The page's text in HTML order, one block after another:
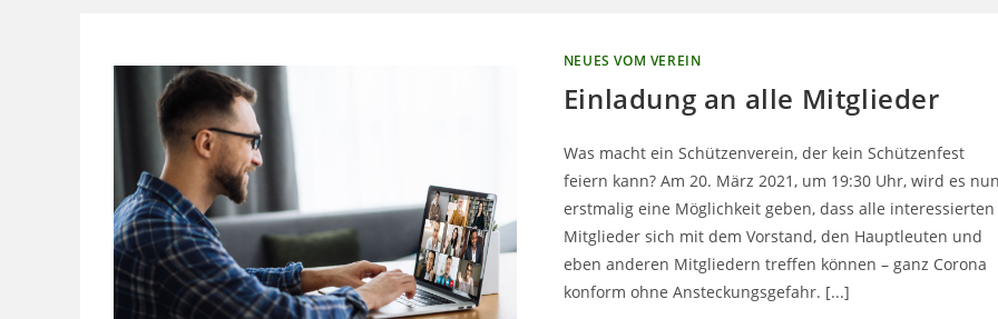
NEUES VOM VEREIN
Einladung an alle Mitglieder
Was macht ein Schützenverein, der kein Schützenfest
feiern kann? Am 20. März 2021, um 19:30 Uhr, wird es
erstmalig eine Möglichkeit geben, dass alle interessierten
Mitglieder sich mit dem Vorstand, den Hauptleuten und
eben anderen Mitgliedern treffen können – ganz Corona
konform ohne Ansteckungsgefahr. [...]